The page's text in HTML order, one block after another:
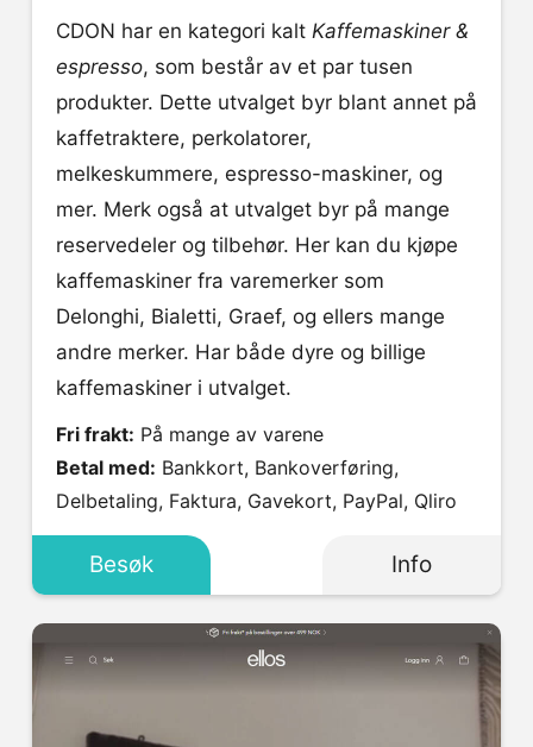
CDON har en kategori kalt Kaffemaskiner &
espresso, som består av et par tusen
produkter. Dette utvalget byr blant annet på
kaffetraktere, perkolatorer,
melkeskummere, espresso-maskiner, og
mer. Merk også at utvalget byr på mange
reservedeler og tilbehør. Her kan du kjøpe
kaffemaskiner fra varemerker som
Delonghi, Bialetti, Graef, og ellers mange
andre merker. Har både dyre og billige
kaffemaskiner i utvalget.
Fri frakt: På mange av varene
Betal med:
Delbetaling, Faktura, Gavekort, PayPal, Qliro
Besøk Info